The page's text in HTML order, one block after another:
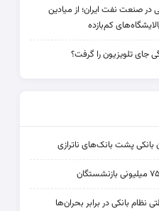
در صنعت نفت ایران؛ از میادین
کم‌بازده
جای تلویزیون را گرفت؟
بانکی پشت بانک‌های ناترازی
نظام بانکی در برابر بحران‌ها